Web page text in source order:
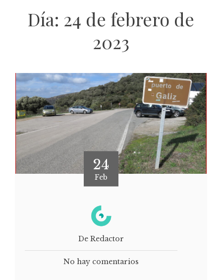
Día: 24 de febrero de
2023
24
Feb
De Redactor
No hay comentarios